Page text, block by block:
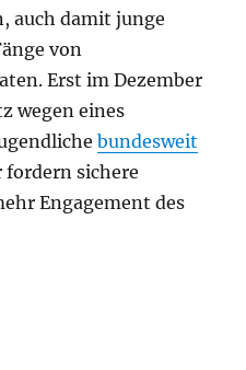
auch damit junge
von
Erst im Dezember
wegen eines
bundesweit
fordern sichere
Engagement des